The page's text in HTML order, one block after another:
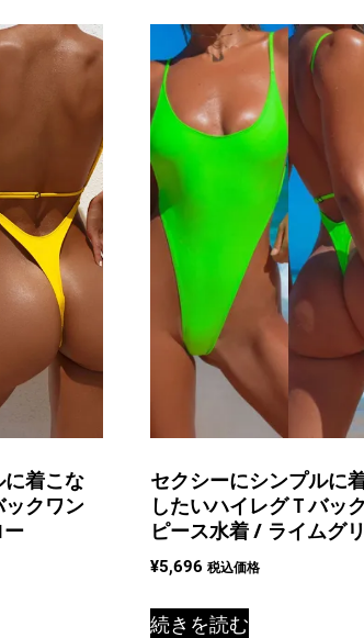
着こな
ックワン
セクシーにシンプルに
したいハイレグＴバッ
ピース水着 / ライムグ
¥5,696 税込価格
続きを読む